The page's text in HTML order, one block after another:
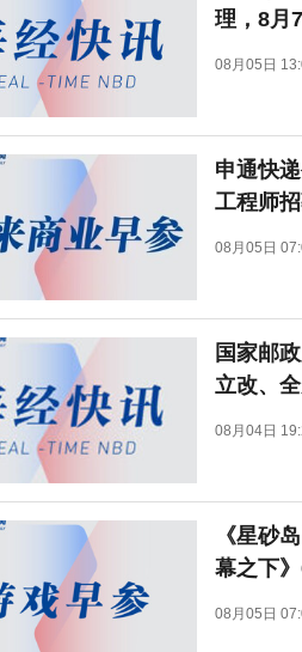
理，8月
08月05日
申通快
工程师
08月05日
国家邮
立改、
08月04日
《星砂
幕之下
08月05日